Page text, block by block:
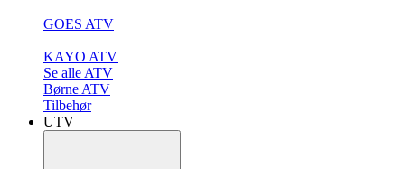
GOES ATV
KAYO ATV
Se alle ATV
Børne ATV
Tilbehør
UTV